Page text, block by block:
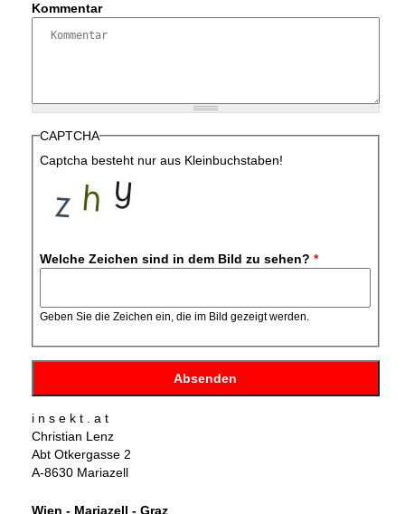
Kommentar
CAPTCHA
Captcha besteht nur aus Kleinbuchstaben!
Welche Zeichen sind in dem Bild zu sehen?*
Geben Sie die Zeichen ein, die im Bild gezeigt werden.
i n s e k t . a t
Christian Lenz
Abt Otkergasse 2
A-8630 Mariazell
Wien - Mariazell - Graz